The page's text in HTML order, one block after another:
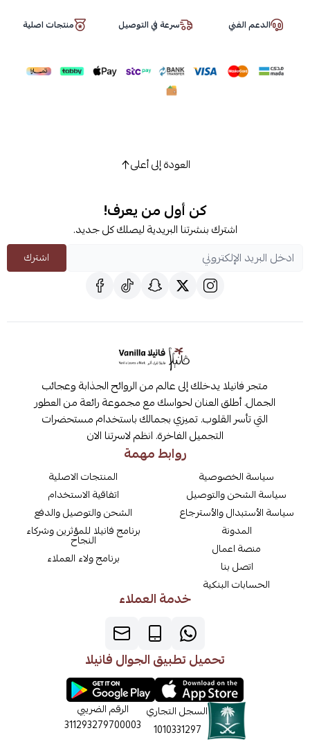
الدعم الفني سرعة في التوصيل منتجات اصلية
العودة إلى أعلى
كن أول من يعرف!
اشترك بنشرتنا البريدية ليصلك كل جديد.
اشترك
متجر فانيلا يدخلك إلى عالم من الروائح الجذابة وعجائب
الجمال. أطلق العنان لحواسك مع مجموعة رائعة من العطور
التي تأسر القلوب. تميزي بجمالك باستخدام مستحضرات
التجميل الفاخرة. انظم لاسرتنا الان
روابط مهمة
سياسة الخصوصية
سياسة الشحن والتوصيل
سياسة الأستبدال والأسترجاع
المدونة
منصة اعمال
اتصل بنا
الحسابات البنكية
المنتجات الاصلية
اتفاقية الاستخدام
الشحن والتوصيل والدفع
برنامج فانيلا للمؤثرين وشركاء
النجاح
برنامج ولاء العملاء
خدمة العملاء
تحميل تطبيق الجوال فانيلا
السجل التجاري
1010331297
الرقم الضريبي
311293279700003